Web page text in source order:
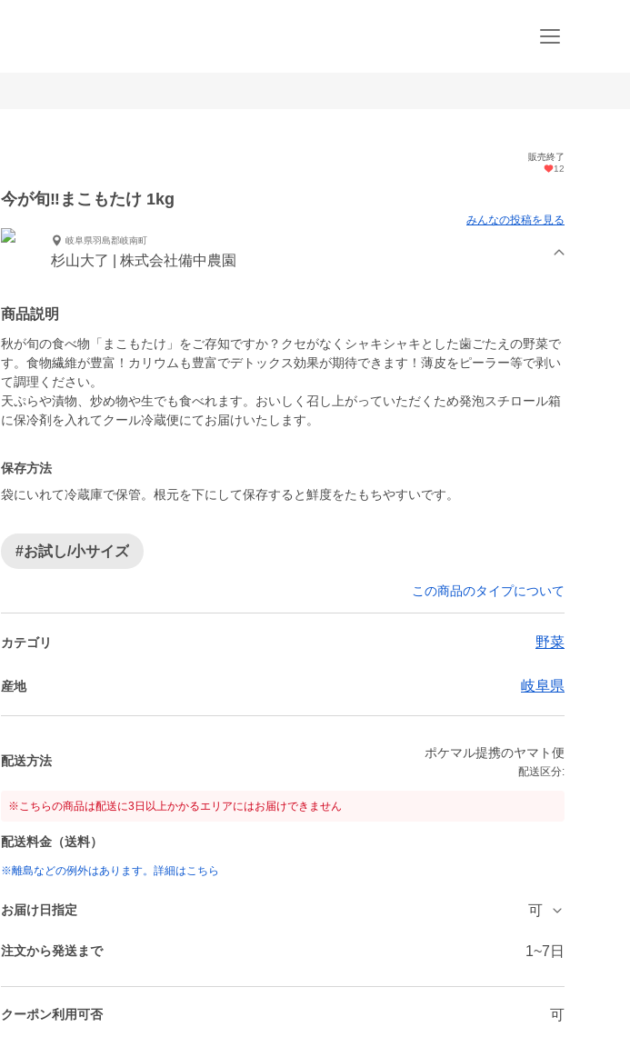
販売終了
12
今が旬‼︎まこもたけ 1kg
みんなの投稿を見る
岐阜県羽島郡岐南町
杉山大了 | 株式会社備中農園
商品説明
秋が旬の食べ物「まこもたけ」をご存知ですか？クセがなくシャキシャキとした歯ごたえの野菜で
す。食物繊維が豊富！カリウムも豊富でデトックス効果が期待できます！薄皮をピーラー等で剥い
て調理ください。
天ぷらや漬物、炒め物や生でも食べれます。おいしく召し上がっていただくため発泡スチロール箱
に保冷剤を入れてクール冷蔵便にてお届けいたします。
保存方法
袋にいれて冷蔵庫で保管。根元を下にして保存すると鮮度をたもちやすいです。
#お試し/小サイズ
この商品のタイプについて
カテゴリ 野菜
産地 岐阜県
配送方法
ポケマル提携のヤマト便
配送区分:
※こちらの商品は配送に3日以上かかるエリアにはお届けできません
配送料金（送料）
※離島などの例外はあります。詳細はこちら
お届け日指定 可
注文から発送まで 1~7日
クーポン利用可否 可